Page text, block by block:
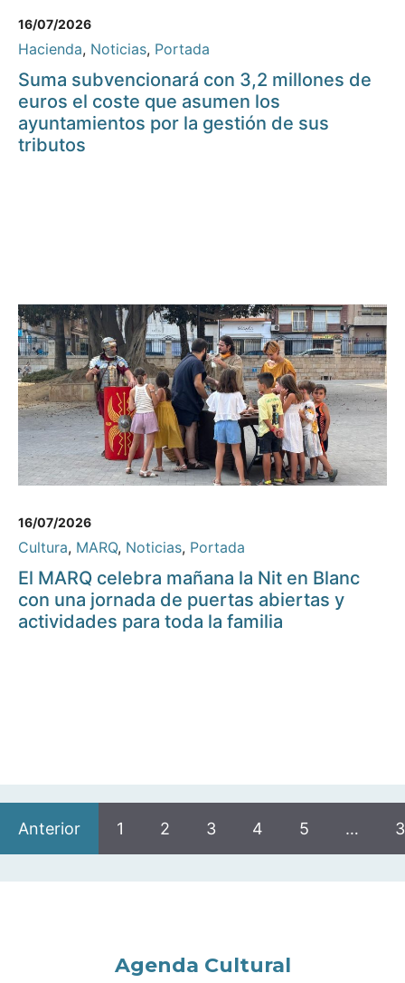
16/07/2026
Hacienda, Noticias, Portada
Suma subvencionará con 3,2 millones de
euros el coste que asumen los
ayuntamientos por la gestión de sus
tributos
16/07/2026
Cultura, MARQ, Noticias, Portada
El MARQ celebra mañana la Nit en Blanc
con una jornada de puertas abiertas y
actividades para toda la familia
Anterior 1 2 3 4 5 …
Agenda Cultural